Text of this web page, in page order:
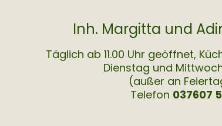
Inh. Margitta und
Täglich ab 11.00 Uhr geöffnet,
Dienstag und
(außer an
Telefon 037607